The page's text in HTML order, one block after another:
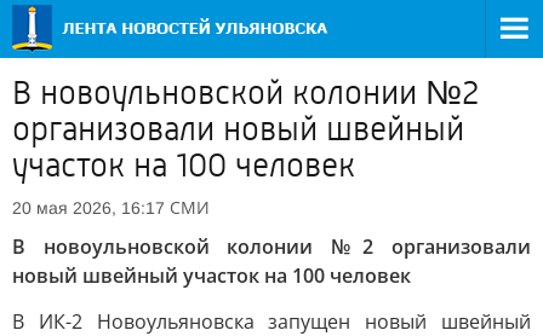
В новоульновской колонии №2
организовали новый швейный
участок на 100 человек
20 мая 2026, 16:17 СМИ
В новоульновской колонии №2 организовали
новый швейный участок на 100 человек
В ИК-2 Новоульяновска запущен новый швейный